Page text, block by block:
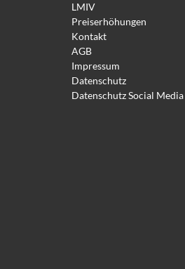
LMIV
Preiserhöhungen
Kontakt
AGB
Impressum
Datenschutz
Datenschutz Social Media